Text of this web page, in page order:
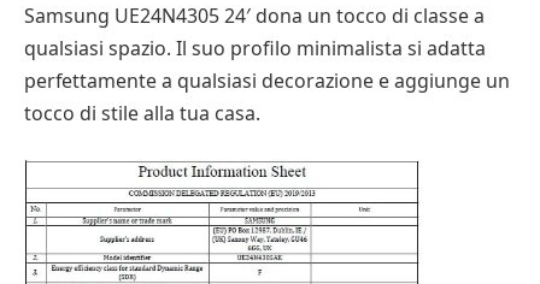
Samsung UE24N4305 24′ dona un tocco di classe a
qualsiasi spazio. Il suo profilo minimalista si adatta
perfettamente a qualsiasi decorazione e aggiunge un
tocco di stile alla tua casa.